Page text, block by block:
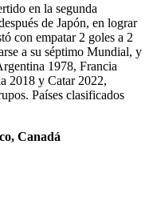
en la segunda
de Japón, en lograr
con empatar 2 goles a 2
a su séptimo Mundial, y
1978, Francia
2018 y Catar 2022,
Países clasificados
Canadá